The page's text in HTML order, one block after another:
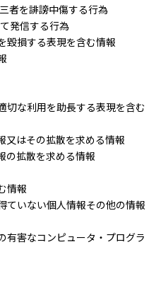
者を誹謗中傷する行為
発信する行為
毀損する表現を含む情報
な利用を助長する表現を含む
又はその拡散を求める情報
の拡散を求める情報
情報
いない個人情報その他の情報
害なコンピュータ・プログラ